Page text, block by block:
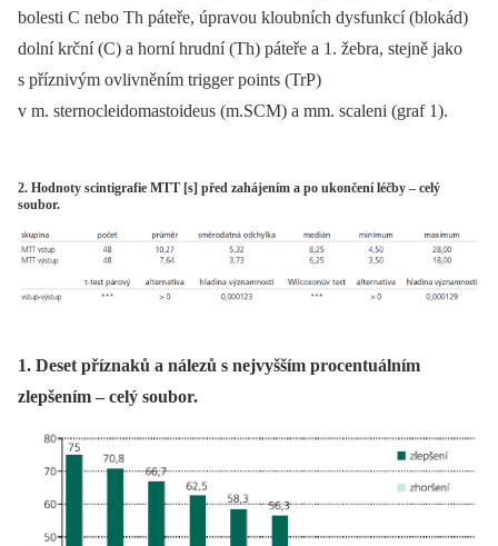
bolesti C nebo Th páteře, úpravou kloubních dysfunkcí (blokád)
dolní krční (C) a horní hrudní (Th) páteře a 1. žebra, stejně jako
s příznivým ovlivněním trigger points (TrP)
v m. sternocleidomastoideus (m.SCM) a mm. scaleni (graf 1).
2. Hodnoty scintigrafie MTT [s] před zahájením a po ukončení léčby – celý
soubor.
1. Deset příznaků a nálezů s nejvyšším procentuálním
zlepšením – celý soubor.